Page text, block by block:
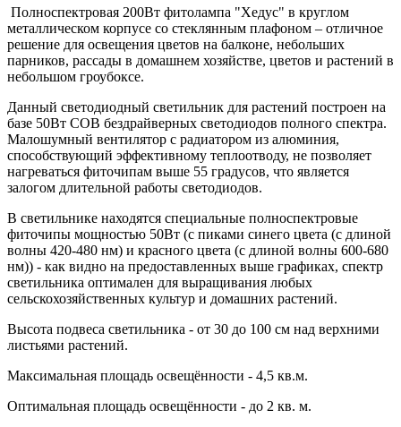
Полноспектровая 200Вт фитолампа "Хедус" в круглом
металлическом корпусе со стеклянным плафоном – отличное
решение для освещения цветов на балконе, небольших
парников, рассады в домашнем хозяйстве, цветов и растений в
небольшом гроубоксе.
Данный светодиодный светильник для растений построен на
базе 50Вт COB бездрайверных светодиодов полного спектра.
Малошумный вентилятор с радиатором из алюминия,
способствующий эффективному теплоотводу, не позволяет
нагреваться фиточипам выше 55 градусов, что является
залогом длительной работы светодиодов.
В светильнике находятся специальные полноспектровые
фиточипы мощностью 50Вт (с пиками синего цвета (с длиной
волны 420-480 нм) и красного цвета (с длиной волны 600-680
нм)) - как видно на предоставленных выше графиках, спектр
светильника оптимален для выращивания любых
сельскохозяйственных культур и домашних растений.
Высота подвеса светильника - от 30 до 100 см над верхними
листьями растений.
Максимальная площадь освещённости - 4,5 кв.м.
Оптимальная площадь освещённости - до 2 кв. м.